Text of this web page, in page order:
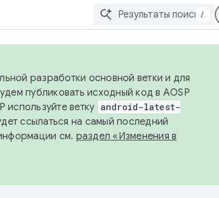
/
разработки основной ветки и для
публиковать исходный код в AOSP
используйте ветку android-latest-
ссылаться на самый последний
см. раздел «Изменения в